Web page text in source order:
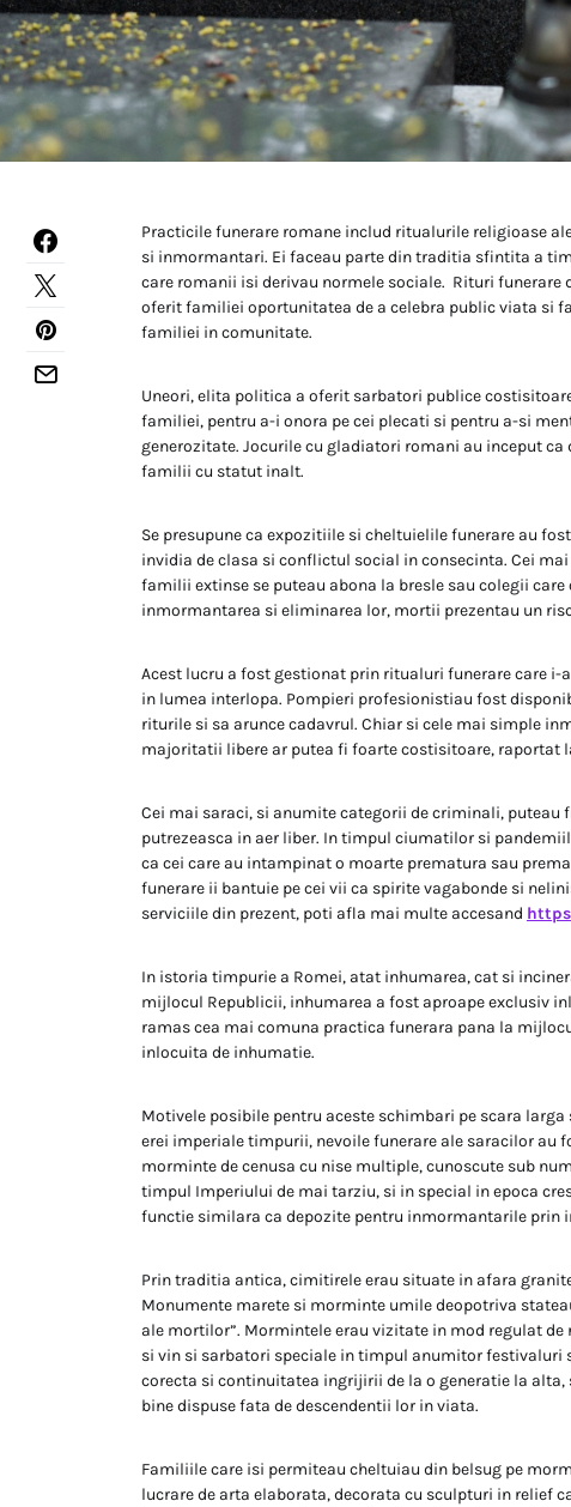
Practicile funerare romane includ ritualurile religioase
si inmormantari. Ei faceau parte din traditia sfintita a
care romanii isi derivau normele sociale. Rituri funerare
oferit familiei oportunitatea de a celebra public viata si
familiei in comunitate.
Uneori, elita politica a oferit sarbatori publice
familiei, pentru a-i onora pe cei plecati si pentru a-si
generozitate. Jocurile cu gladiatori romani au inceput
familii cu statut inalt.
Se presupune ca expozitiile si cheltuielile funerare au
invidia de clasa si conflictul social in consecinta. Cei
familii extinse se puteau abona la bresle sau colegii
inmormantarea si eliminarea lor, mortii prezentau un
Acest lucru a fost gestionat prin ritualuri funerare care
in lumea interlopa. Pompieri profesionistiau fost
riturile si sa arunce cadavrul. Chiar si cele mai simple
majoritatii libere ar putea fi foarte costisitoare, raportat
Cei mai saraci, si anumite categorii de criminali, puteau
putrezeasca in aer liber. In timpul ciumatilor si
ca cei care au intampinat o moarte prematura sau
funerare ii bantuie pe cei vii ca spirite vagabonde si
serviciile din prezent, poti afla mai multe accesand
In istoria timpurie a Romei, atat inhumarea, cat si
mijlocul Republicii, inhumarea a fost aproape exclusiv
ramas cea mai comuna practica funerara pana la
inlocuita de inhumatie.
Motivele posibile pentru aceste schimbari pe scara
erei imperiale timpurii, nevoile funerare ale saracilor
morminte de cenusa cu nise multiple, cunoscute sub
timpul Imperiului de mai tarziu, si in special in epoca
functie similara ca depozite pentru inmormantarile prin
Prin traditia antica, cimitirele erau situate in afara
Monumente marete si morminte umile deopotriva
ale mortilor”. Mormintele erau vizitate in mod regulat
si vin si sarbatori speciale in timpul anumitor festivaluri
corecta si continuitatea ingrijirii de la o generatie la
bine dispuse fata de descendentii lor in viata.
Familiile care isi permiteau cheltuiau din belsug pe
lucrare de arta elaborata, decorata cu sculpturi in relief